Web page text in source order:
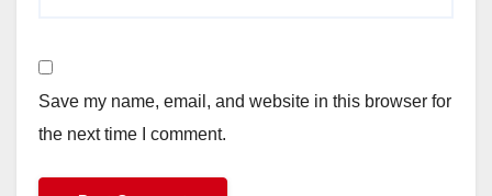
Save my name, email, and website in this browser for
the next time I comment.